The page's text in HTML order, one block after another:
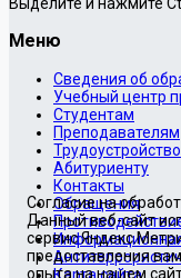
Меню
Сведения об
Учебный центр
Студентам
Преподавателям
Трудоустройство
Абитуриенту
Контакты
Обращения
Карта сайта
Согласие на
Данный веб-сайт
сервис
предоставления
опыта на нашем